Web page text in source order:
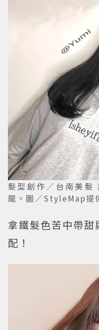
髮型創作／台南美
龍。圖／StyleMap提
拿鐵髮色苦中帶
配！